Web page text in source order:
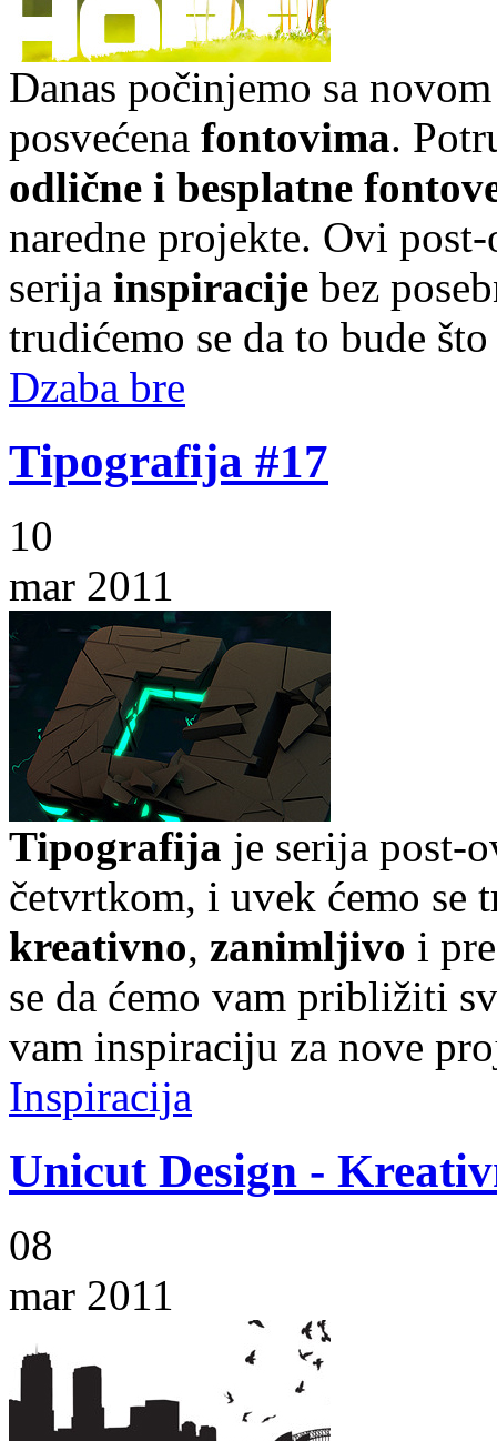
Danas počinjemo sa
posvećena fontovima.
odlične i besplatne
naredne projekte. Ovi
serija inspiracije bez
trudićemo se da to bude što
Dzaba bre
Tipografija #17
10
mar 2011
Tipografija je serija post-
četvrtkom, i uvek ćemo se
kreativno, zanimljivo i
se da ćemo vam približiti
vam inspiraciju za nove
Inspiracija
Unicut Design -
08
mar 2011